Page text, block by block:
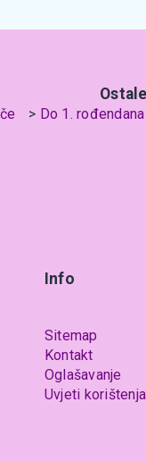
Do 1. rođendana
Info
Sitemap
Kontakt
Oglašavanje
Uvjeti korištenja